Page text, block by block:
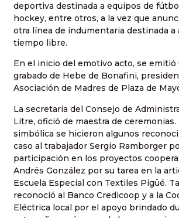
deportiva destinada a equipos de
hockey, entre otros, a la vez que
otra línea de indumentaria destinada a
tiempo libre.
En el inicio del emotivo acto, se emitió
grabado de Hebe de Bonafini,
Asociación de Madres de Plaza de
La secretaria del Consejo de
Litre, ofició de maestra de ceremonias.
simbólica se hicieron algunos
caso al trabajador Sergio Ramborger
participación en los proyectos
Andrés González por su tarea en la
Escuela Especial con Textiles Pigüé.
reconoció al Banco Credicoop y a la
Eléctrica local por el apoyo brindado